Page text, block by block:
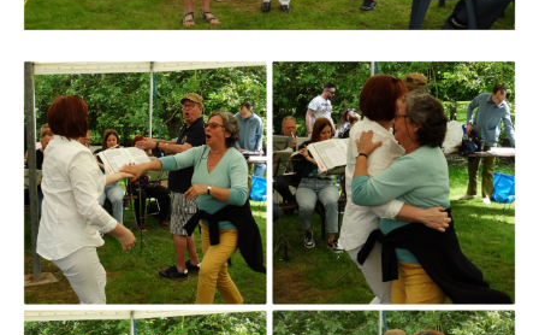
Branding
ARMCHAIR